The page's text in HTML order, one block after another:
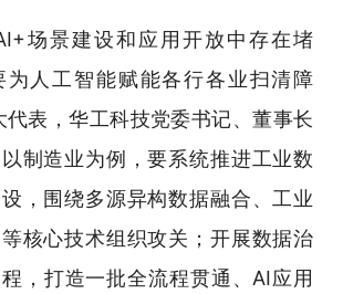
场景建设和应用开放中存在堵
为人工智能赋能各行各业扫清障
代表，华工科技党委书记、董事长
制造业为例，要系统推进工业数
，围绕多源异构数据融合、工业
核心技术组织攻关；开展数据治
，打造一批全流程贯通、AI应用